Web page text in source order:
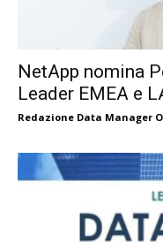
NetApp nomina
Leader EMEA e
Redazione Data Manager